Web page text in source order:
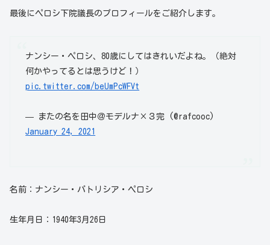
最後にペロシ下院議長のプロフィールをご紹介します。
ナンシー・ペロシ、80歳にしてはきれいだよね。（絶対
何かやってるとは思うけど！）
pic.twitter.com/beUmPcWFVt
— またの名を田中＠モデルナ×３完 (@rafcooc)
January 24, 2021
名前：ナンシー・パトリシア・ペロシ
生年月日：1940年3月26日